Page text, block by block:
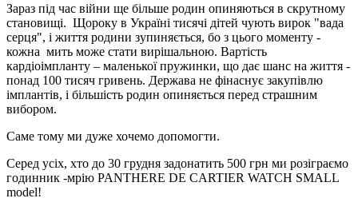
Зараз під час війни ще більше родин опиняються в скрутному
становищі. Щороку в Україні тисячі дітей чують вирок "вада
серця", і життя родини зупиняється, бо з цього моменту -
кожна мить може стати вирішальною. Вартість
кардіоімпланту – маленької пружинки, що дає шанс на життя -
понад 100 тисяч гривень. Держава не фінаснує закупівлю
імплантів, і більшість родин опиняється перед страшним
вибором.
Саме тому ми дуже хочемо допомогти.
Серед усіх, хто до 30 грудня задонатить 500 грн ми розіграємо
годинник -мрію PANTHERE DE CARTIER WATCH SMALL
model!